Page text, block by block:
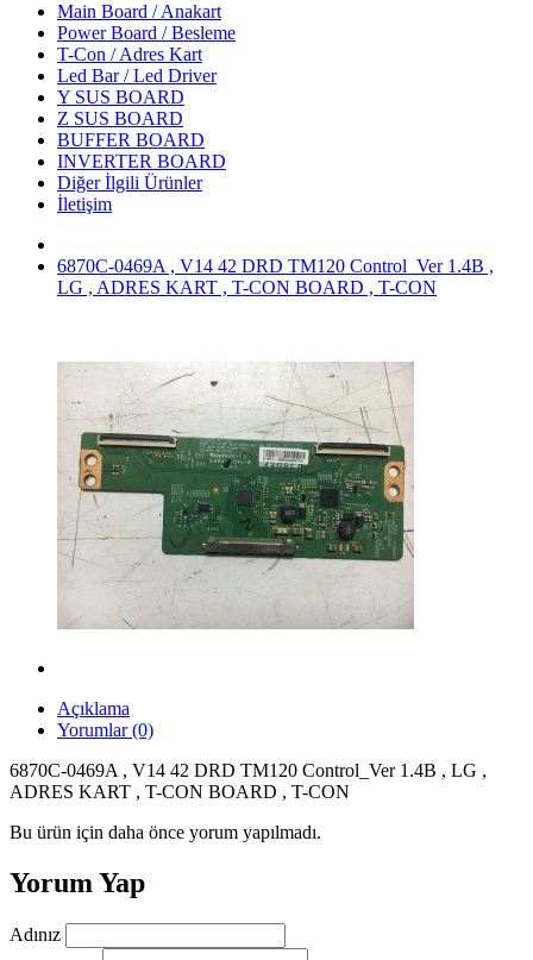
Main Board / Anakart
Power Board / Besleme
T-Con / Adres Kart
Led Bar / Led Driver
Y SUS BOARD
Z SUS BOARD
BUFFER BOARD
INVERTER BOARD
Diğer İlgili Ürünler
İletişim
6870C-0469A , V14 42 DRD TM120 Control_Ver 1.4B ,
LG , ADRES KART , T-CON BOARD , T-CON
Açıklama
Yorumlar (0)
6870C-0469A , V14 42 DRD TM120 Control_Ver 1.4B , LG ,
ADRES KART , T-CON BOARD , T-CON
Bu ürün için daha önce yorum yapılmadı.
Yorum Yap
Adınız